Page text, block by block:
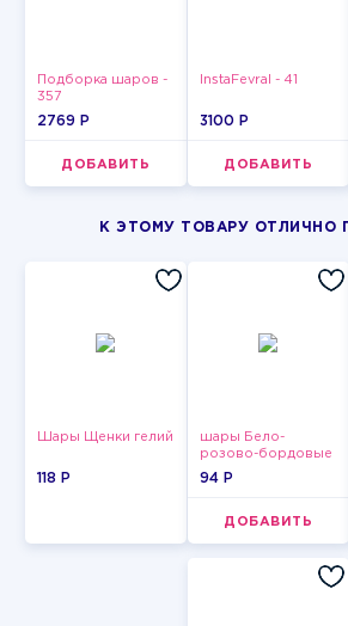
Подборка шаров -
357
2769 P
ДОБАВИТЬ
InstaFevral - 41
3100 P
ДОБАВИТЬ
К ЭТОМУ ТОВАРУ ОТЛИЧНО
Шары Щенки гелий
118 P
шары Бело-
розово-бордовые
металлик
94 P
ДОБАВИТЬ